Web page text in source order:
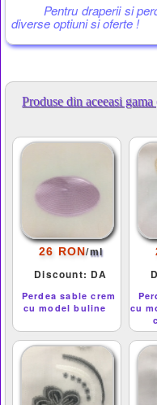
Pentru draperii si
diverse optiuni si oferte !
Produse din aceeasi
26 RON/ml
Discount: DA
Perdea sable crem
cu model buline
cu